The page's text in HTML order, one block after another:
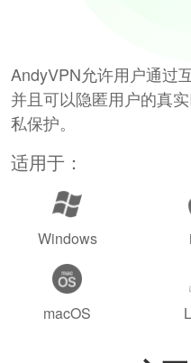
AndyVPN允许用户通过
并且可以隐匿用户的真
私保护。
适用于：
Windows
macOS